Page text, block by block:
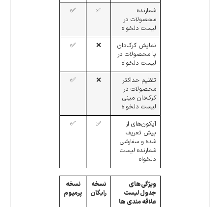
شمارنده
محصولات در
لیست دلخواه
✅
✅
نمایش کرک‌دان
با محصولات در
لیست دلخواه
❌
✅
تنظیم حداکثر
محصولات در
کرک‌دان مینی
لیست دلخواه
❌
✅
آیکون‌های از
پیش تعریف
شده و سفارشی
شمارنده لیست
دلخواه
✅
✅
ویژگی‌های
جدول لیست
علاقه مندی ها
نسخه
رایگان
نسخه
پرمیوم